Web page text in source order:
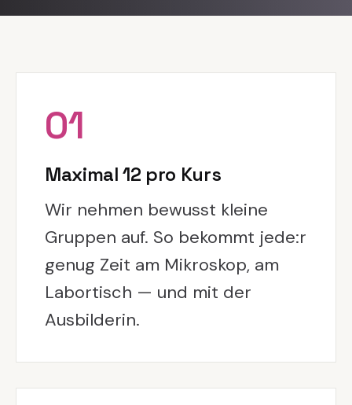
01
Maximal 12 pro Kurs
Wir nehmen bewusst kleine
Gruppen auf. So bekommt jede:r
genug Zeit am Mikroskop, am
Labortisch — und mit der
Ausbilderin.